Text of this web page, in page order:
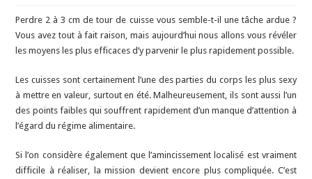
réduire
le
tour
de
cuisses
Perdre 2 à 3 cm de tour de cuisse vous semble-t-il une tâche ardue ?
Vous avez tout à fait raison, mais aujourd’hui nous allons vous révéler
les moyens les plus efficaces d’y parvenir le plus rapidement possible.
Les cuisses sont certainement l’une des parties du corps les plus sexy
à mettre en valeur, surtout en été. Malheureusement, ils sont aussi l’un
des points faibles qui souffrent rapidement d’un manque d’attention à
l’égard du régime alimentaire.
Si l’on considère également que l’amincissement localisé est vraiment
difficile à réaliser, la mission devient encore plus compliquée. C’est